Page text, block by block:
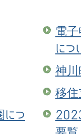
電子
につ
神川
移住
つ
要覧